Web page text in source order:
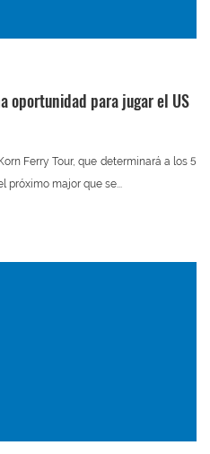
oportunidad para jugar el US
Ferry Tour, que determinará a los 5
próximo major que se...